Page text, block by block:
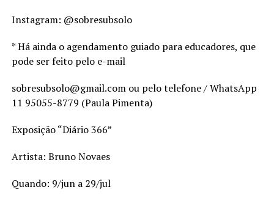
Instagram: @sobresubsolo
* Há ainda o agendamento guiado para educadores, que
pode ser feito pelo e-mail
sobresubsolo@gmail.com ou pelo telefone / WhatsApp
11 95055-8779 (Paula Pimenta)
Exposição “Diário 366”
Artista: Bruno Novaes
Quando: 9/jun a 29/jul